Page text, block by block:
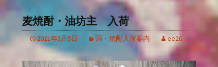
麦焼酎・油坊主 入荷
2021年3月5日 酒・焼酎入荷案内 ee26